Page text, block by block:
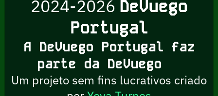
2024-2026 DeVuego
Portugal
A DeVuego Portugal faz
parte da DeVuego
Um projeto sem fins lucrativos criado